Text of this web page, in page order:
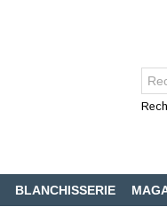
BLANCHISSERIE